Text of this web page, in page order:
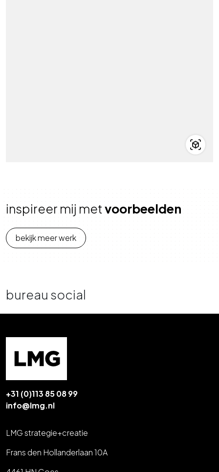
inspireer mij metvoorbeelden
bekijk meer werk
bureau social
+31 (0)113 85 08 99
info@lmg.nl
LMG strategie+creatie
Frans den Hollanderlaan 10A